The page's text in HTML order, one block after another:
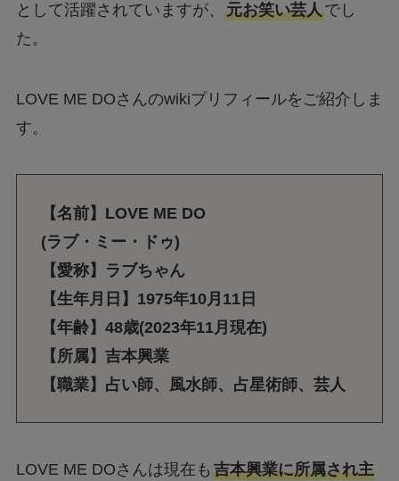
として活躍されていますが、 元お笑い芸人でし
た。
LOVE ME DOさんのwikiプリフィールをご紹介しま
す。
【名前】LOVE ME DO
(ラブ・ミー・ドゥ)
【愛称】ラブちゃん
【生年月日】1975年10月11日
【年齢】48歳(2023年11月現在)
【所属】吉本興業
【職業】占い師、風水師、占星術師、芸人
LOVE ME DOさんは現在も 吉本興業に所属され主